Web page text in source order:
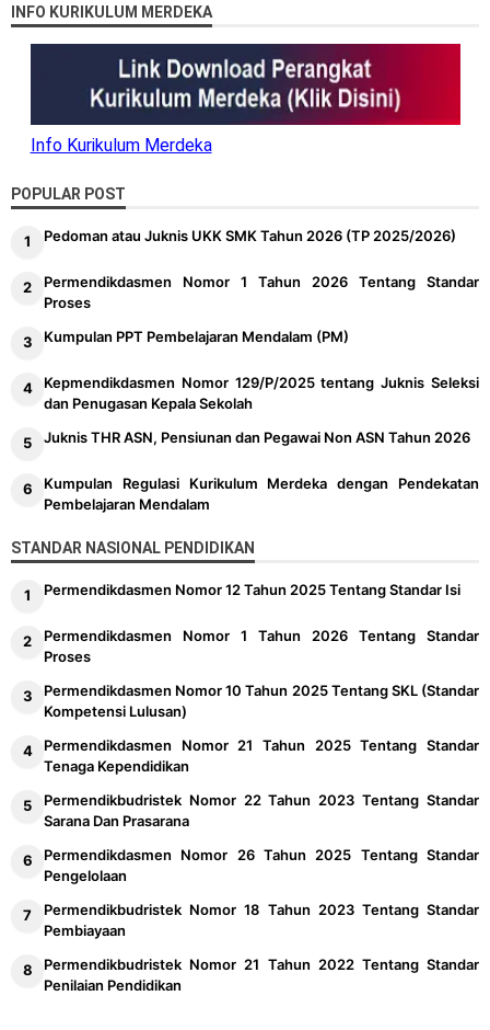
INFO KURIKULUM MERDEKA
Info Kurikulum Merdeka
POPULAR POST
Pedoman atau Juknis UKK SMK Tahun 2026 (TP 2025/2026)
Permendikdasmen Nomor 1 Tahun 2026 Tentang Standar
Proses
Kumpulan PPT Pembelajaran Mendalam (PM)
Kepmendikdasmen Nomor 129/P/2025 tentang Juknis Seleksi
dan Penugasan Kepala Sekolah
Juknis THR ASN, Pensiunan dan Pegawai Non ASN Tahun 2026
Kumpulan Regulasi Kurikulum Merdeka dengan Pendekatan
Pembelajaran Mendalam
STANDAR NASIONAL PENDIDIKAN
Permendikdasmen Nomor 12 Tahun 2025 Tentang Standar Isi
Permendikdasmen Nomor 1 Tahun 2026 Tentang Standar
Proses
Permendikdasmen Nomor 10 Tahun 2025 Tentang SKL (Standar
Kompetensi Lulusan)
Permendikdasmen Nomor 21 Tahun 2025 Tentang Standar
Tenaga Kependidikan
Permendikbudristek Nomor 22 Tahun 2023 Tentang Standar
Sarana Dan Prasarana
Permendikdasmen Nomor 26 Tahun 2025 Tentang Standar
Pengelolaan
Permendikbudristek Nomor 18 Tahun 2023 Tentang Standar
Pembiayaan
Permendikbudristek Nomor 21 Tahun 2022 Tentang Standar
Penilaian Pendidikan